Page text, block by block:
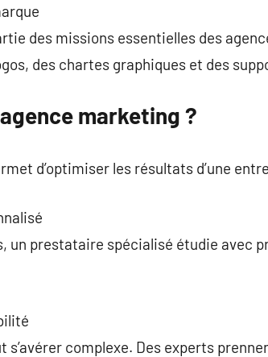
des missions essentielles des
des chartes graphiques et des
marketing ?
d’optimiser les résultats d’une
un prestataire spécialisé étudie avec
complexe. Des experts